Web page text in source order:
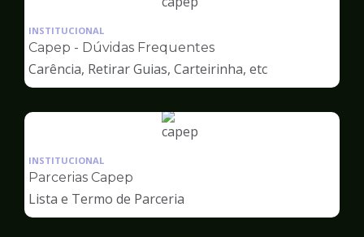
Ilustração
pagina
de
Capep
INSTITUCIONAL
Capep - Dúvidas Frequentes
Carência, Retirar Guias, Carteirinha, etc
Ilustração
Capep
INSTITUCIONAL
Parcerias Capep
Lista e Termo de Parceria